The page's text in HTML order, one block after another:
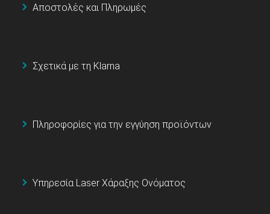
Αποστολές και Πληρωμές
Σχετικά με τη Klarna
Πληροφορίες για την εγγύηση προϊόντων
Υπηρεσία Laser Χάραξης Ονόματος